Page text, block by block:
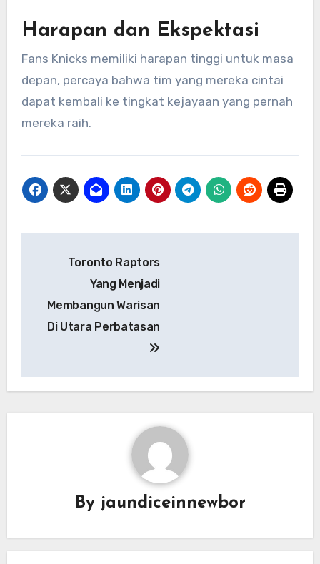
Harapan dan Ekspektasi
Fans Knicks memiliki harapan tinggi untuk masa
depan, percaya bahwa tim yang mereka cintai
dapat kembali ke tingkat kejayaan yang pernah
mereka raih.
Toronto Raptors
Yang Menjadi
Membangun Warisan
Di Utara Perbatasan
By jaundiceinnewbor